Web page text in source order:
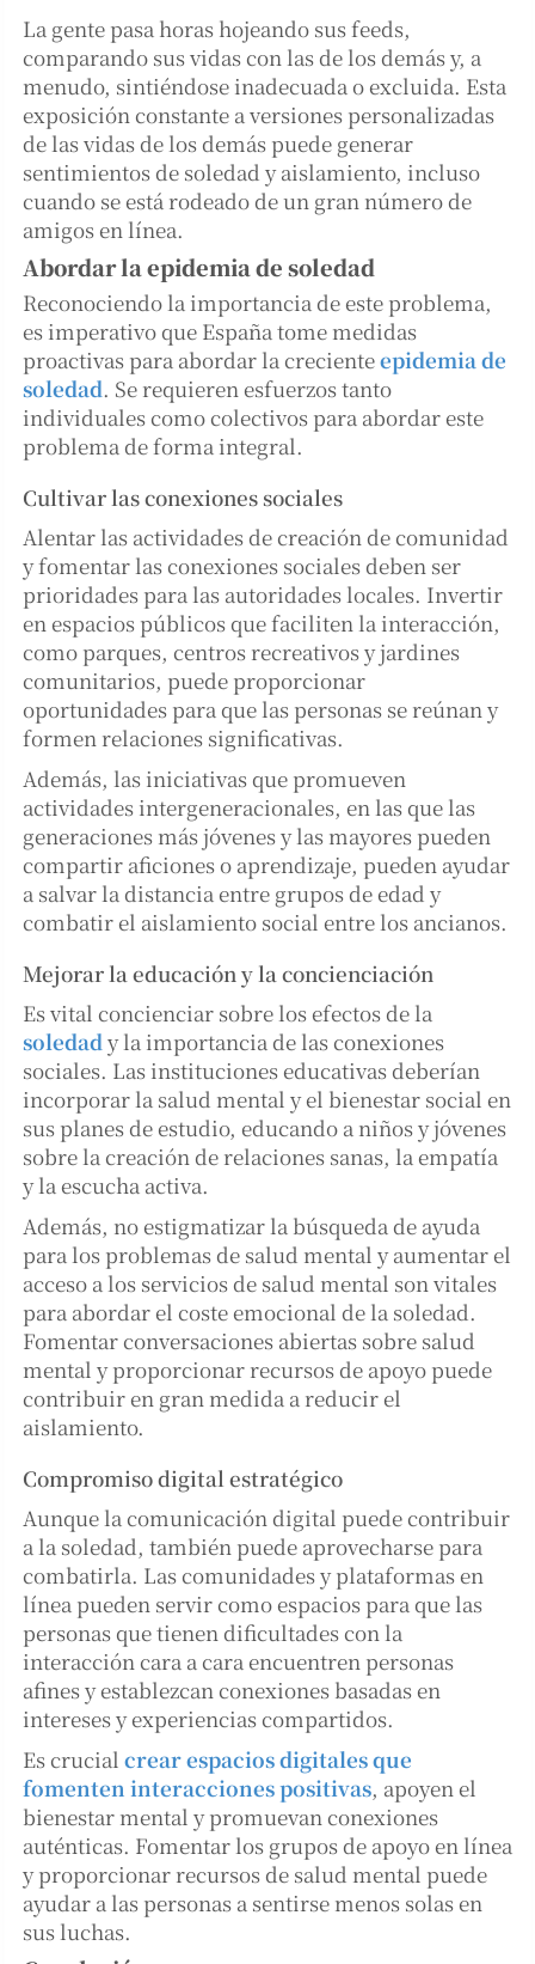
La gente pasa horas hojeando sus feeds,
comparando sus vidas con las de los demás y, a
menudo, sintiéndose inadecuada o excluida. Esta
exposición constante a versiones personalizadas
de las vidas de los demás puede generar
sentimientos de soledad y aislamiento, incluso
cuando se está rodeado de un gran número de
amigos en línea.
Abordar la epidemia de soledad
Reconociendo la importancia de este problema,
es imperativo que España tome medidas
proactivas para abordar la crecienteepidemia de
soledad. Se requieren esfuerzos tanto
individuales como colectivos para abordar este
problema de forma integral.
Cultivar las conexiones sociales
Alentar las actividades de creación de comunidad
y fomentar las conexiones sociales deben ser
prioridades para las autoridades locales. Invertir
en espacios públicos que faciliten la interacción,
como parques, centros recreativos y jardines
comunitarios, puede proporcionar
oportunidades para que las personas se reúnan y
formen relaciones significativas.
Además, las iniciativas que promueven
actividades intergeneracionales, en las que las
generaciones más jóvenes y las mayores pueden
compartir aficiones o aprendizaje, pueden ayudar
a salvar la distancia entre grupos de edad y
combatir el aislamiento social entre los ancianos.
Mejorar la educación y la concienciación
Es vital concienciar sobre los efectos de la
soledad y la importancia de las conexiones
sociales. Las instituciones educativas deberían
incorporar la salud mental y el bienestar social en
sus planes de estudio, educando a niños y jóvenes
sobre la creación de relaciones sanas, la empatía
y la escucha activa.
Además, no estigmatizar la búsqueda de ayuda
para los problemas de salud mental y aumentar el
acceso a los servicios de salud mental son vitales
para abordar el coste emocional de la soledad.
Fomentar conversaciones abiertas sobre salud
mental y proporcionar recursos de apoyo puede
contribuir en gran medida a reducir el
aislamiento.
Compromiso digital estratégico
Aunque la comunicación digital puede contribuir
a la soledad, también puede aprovecharse para
combatirla. Las comunidades y plataformas en
línea pueden servir como espacios para que las
personas que tienen dificultades con la
interacción cara a cara encuentren personas
afines y establezcan conexiones basadas en
intereses y experiencias compartidos.
Es crucial crear espacios digitales que
fomenten interacciones positivas, apoyen el
bienestar mental y promuevan conexiones
auténticas. Fomentar los grupos de apoyo en línea
y proporcionar recursos de salud mental puede
ayudar a las personas a sentirse menos solas en
sus luchas.